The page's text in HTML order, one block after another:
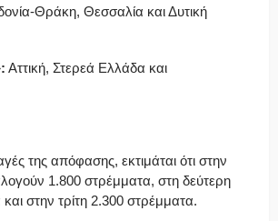
Θράκη, Θεσσαλία και Δυτική
Αττική, Στερεά Ελλάδα και
της απόφασης, εκτιμάται ότι στην
1.800 στρέμματα, στη δεύτερη
στην τρίτη 2.300 στρέμματα.